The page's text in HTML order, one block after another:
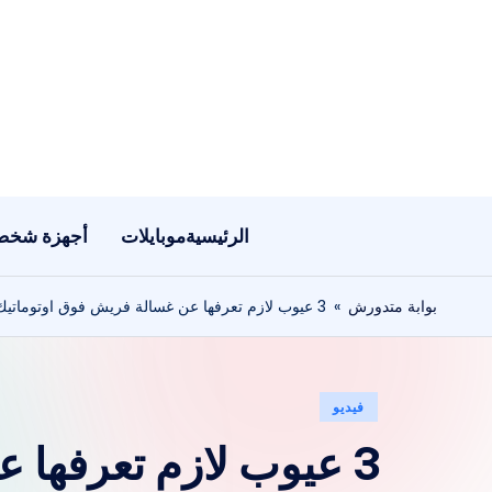
الرئيسيةموبايلات أجهزة
بوابة متدورش » 3 عيوب لازم تعرفها عن غسالة فريش فوق اوتوماتيك | مراجعات الاجهزة الكهربائية | Be Queen
نُشرفيديو
3 عيوب لازم